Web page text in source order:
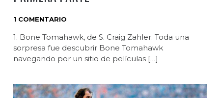
1 COMENTARIO
1. Bone Tomahawk, de S. Craig Zahler. Toda una
sorpresa fue descubrir Bone Tomahawk
navegando por un sitio de películas […]